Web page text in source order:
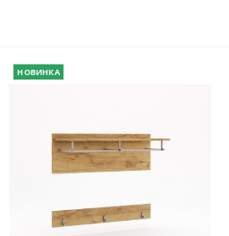
НОВИНКА